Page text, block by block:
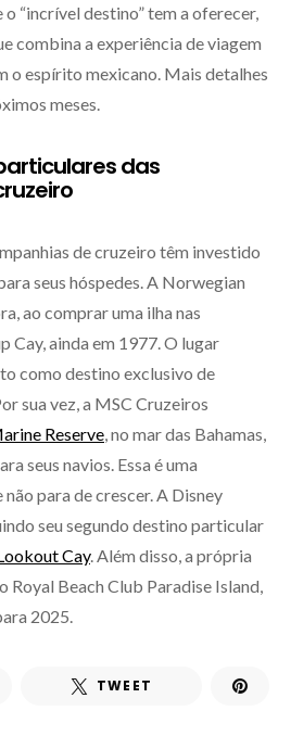
“incrível destino” tem a oferecer,
combina a experiência de viagem
o espírito mexicano. Mais detalhes
meses.
das
de cruzeiro têm investido
seus hóspedes. A Norwegian
ao comprar uma ilha nas
Cay, ainda em 1977. O lugar
como destino exclusivo de
sua vez, a MSC Cruzeiros
Reserve , no mar das Bahamas,
seus navios. Essa é uma
para de crescer. A Disney
seu segundo destino particular
Cay. Além disso, a própria
Royal Beach Club Paradise Island,
2025.
TWEET